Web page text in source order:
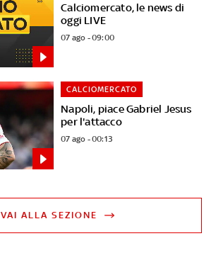
Calciomercato, le news di
oggi LIVE
07 ago - 09:00
Napoli, piace Gabriel Jesus
per l'attacco
CALCIOMERCATO
07 ago - 00:13
VAI ALLA SEZIONE